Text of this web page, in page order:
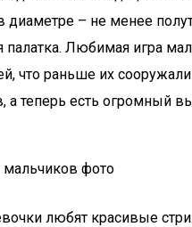
диаметре – не менее
палатка. Любимая игра
что раньше их
а теперь есть огромный
фото
любят красивые